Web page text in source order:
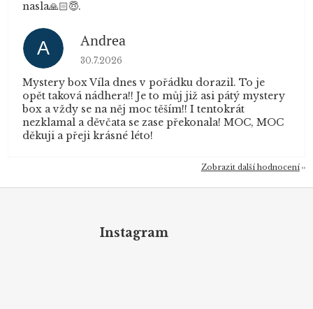
nasla🙏🏻😇.
A Andrea
Hodnocení obchodu je 5 z 5 hvězdiček.
30.7.2026
Mystery box Víla dnes v pořádku dorazil. To je
opět taková nádhera!! Je to můj již asi pátý mystery
box a vždy se na něj moc těším!! I tentokrát
nezklamal a děvčata se zase překonala! MOC, MOC
děkuji a přeji krásné léto!
Zobrazit další hodnocení
Instagram